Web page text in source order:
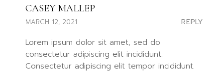
CASEY MALLEP
MARCH 12, 2021 REPLY
Lorem ipsum dolor sit amet, sed do
consectetur adipiscing elit incididunt.
Consectetur adipiscing elit tempor incididunt.